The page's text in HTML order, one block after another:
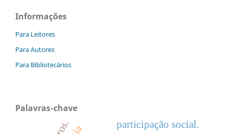
Informações
Para Leitores
Para Autores
Para Bibliotecários
Palavras-chave
participação social.